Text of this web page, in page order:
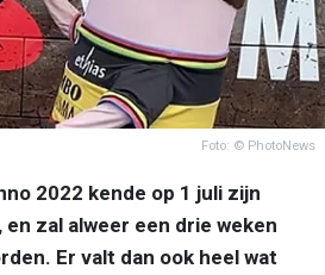
Foto: © PhotoNews
2022 kende op 1 juli zijn
zal alweer een drie weken
Er valt dan ook heel wat